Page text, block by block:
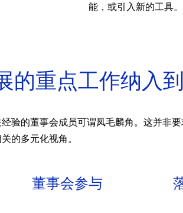
能，或引入新的工具。
的重点工作纳入
验的董事会成员可谓凤毛麟角。这并非
的多元化视角。
董事会参与